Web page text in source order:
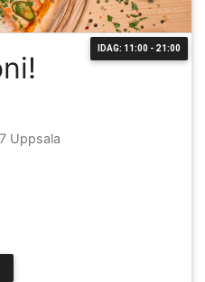
IDAG: 11:00 - 21:00
Uppsala